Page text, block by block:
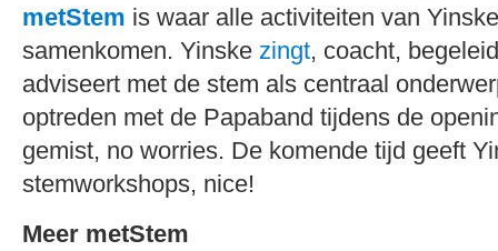
metStem is waar alle activiteiten van
samenkomen. Yinske zingt, coacht,
adviseert met de stem als centraal
optreden met de Papaband tijdens de
gemist, no worries. De komende tijd geeft
stemworkshops, nice!
Meer metStem